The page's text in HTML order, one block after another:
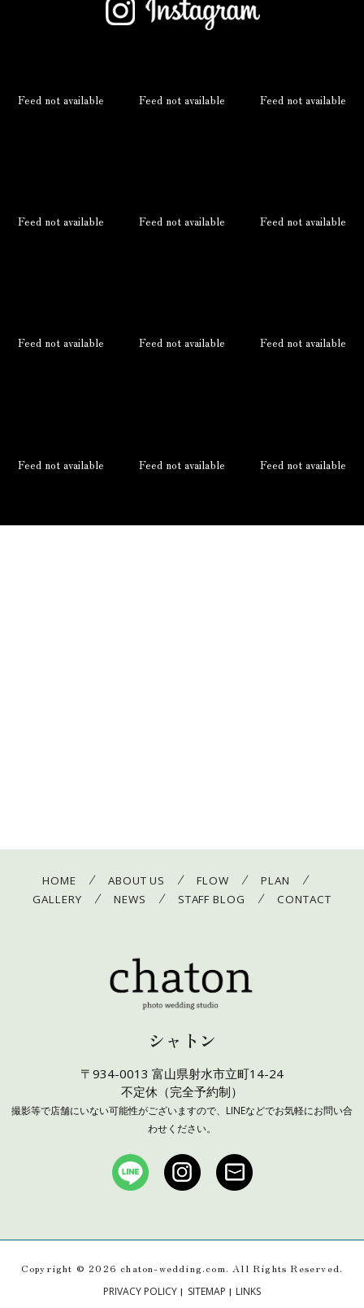
Feed not available Feed not available Feed not available
Feed not available Feed not available Feed not available
Feed not available Feed not available Feed not available
Feed not available Feed not available Feed not available
HOME / ABOUT US /FLOW /PLAN /
GALLERY / NEWS / STAFF BLOG /CONTACT
シャトン
〒934-0013 富山県射水市立町14-24
不定休（完全予約制）
撮影等で店舗にいない可能性がございますので、LINEなどでお気軽にお問い合
わせください。
Copyright ©2026 chaton-wedding.com. All Rights Reserved.
PRIVACY POLICY| SITEMAP | LINKS